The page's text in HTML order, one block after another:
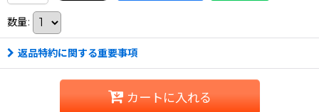
数量:
返品特約に関する重要事項
カートに入れる